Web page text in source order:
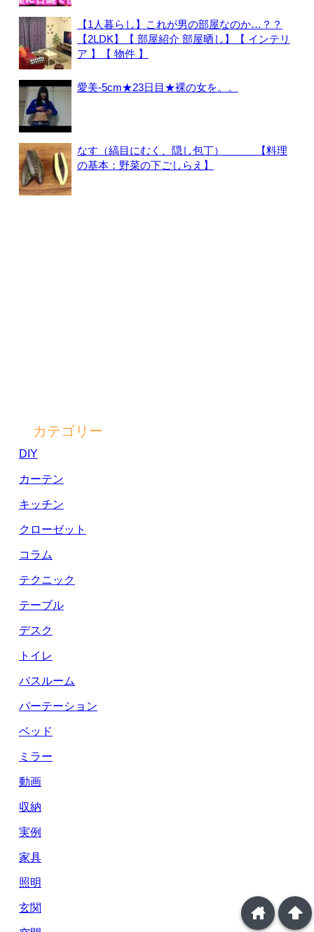
【1人暮らし】これが男の部屋なのか…？？
【2LDK】【 部屋紹介 部屋晒し】【 インテリ
ア 】【 物件 】
愛美-5cm★23日目★裸の女を。。
なす（縞目にむく、隠し包丁） 【料理
の基本：野菜の下ごしらえ】
カテゴリー
DIY
カーテン
キッチン
クローゼット
コラム
テクニック
テーブル
デスク
トイレ
バスルーム
パーテーション
ベッド
ミラー
動画
収納
実例
家具
照明
玄関
arrowup
home